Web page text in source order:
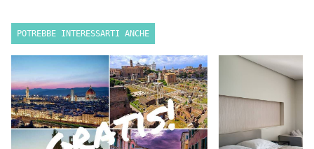
POTREBBE INTERESSARTI ANCHE